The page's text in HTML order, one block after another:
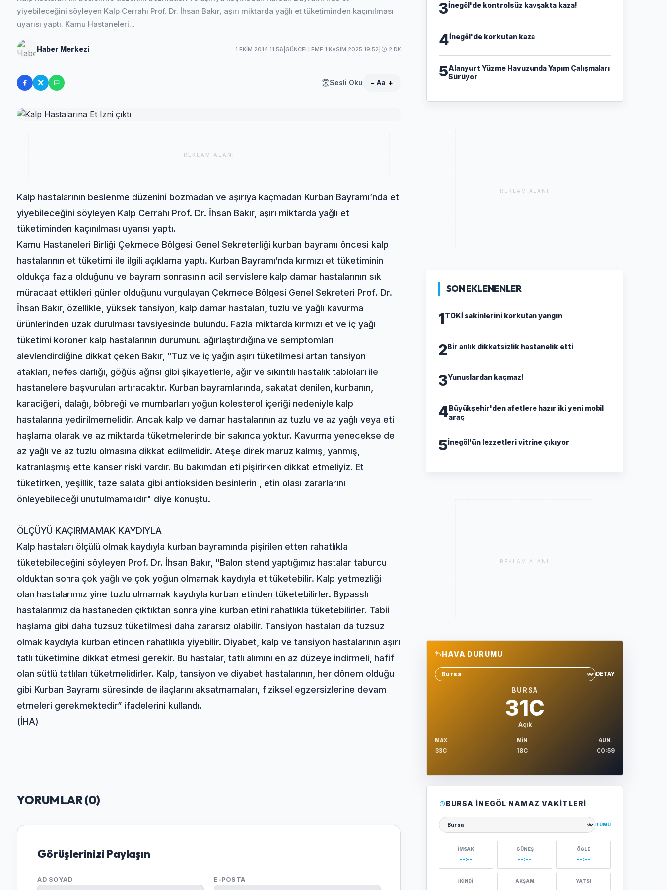
yiyebileceğini söyleyen Kalp Cerrahı Prof. Dr. İhsan Bakır, aşırı miktarda yağlı et tüketiminden kaçınılması
uyarısı yaptı. Kamu Hastaneleri...
Haber Merkezi 1 EKIM 2014 11:56 GÜNCELLEME 1 KASIM 2025 19:52 2 DK
Sesli Oku - Aa +
REKLAM ALANI
Kalp hastalarının beslenme düzenini bozmadan ve aşırıya kaçmadan Kurban Bayramı’nda et
yiyebileceğini söyleyen Kalp Cerrahı Prof. Dr. İhsan Bakır, aşırı miktarda yağlı et
tüketiminden kaçınılması uyarısı yaptı.
Kamu Hastaneleri Birliği Çekmece Bölgesi Genel Sekreterliği kurban bayramı öncesi kalp
hastalarının et tüketimi ile ilgili açıklama yaptı. Kurban Bayramı’nda kırmızı et tüketiminin
oldukça fazla olduğunu ve bayram sonrasının acil servislere kalp damar hastalarının sık
müracaat ettikleri günler olduğunu vurgulayan Çekmece Bölgesi Genel Sekreteri Prof. Dr.
İhsan Bakır, özellikle, yüksek tansiyon, kalp damar hastaları, tuzlu ve yağlı kavurma
ürünlerinden uzak durulması tavsiyesinde bulundu. Fazla miktarda kırmızı et ve iç yağı
tüketimi koroner kalp hastalarının durumunu ağırlaştırdığına ve semptomları
alevlendirdiğine dikkat çeken Bakır, "Tuz ve iç yağın aşırı tüketilmesi artan tansiyon
atakları, nefes darlığı, göğüs ağrısı gibi şikayetlerle, ağır ve sıkıntılı hastalık tabloları ile
hastanelere başvuruları artıracaktır. Kurban bayramlarında, sakatat denilen, kurbanın,
karaciğeri, dalağı, böbreği ve mumbarları yoğun kolesterol içeriği nedeniyle kalp
hastalarına yedirilmemelidir. Ancak kalp ve damar hastalarının az tuzlu ve az yağlı veya eti
haşlama olarak ve az miktarda tüketmelerinde bir sakınca yoktur. Kavurma yenecekse de
az yağlı ve az tuzlu olmasına dikkat edilmelidir. Ateşe direk maruz kalmış, yanmış,
katranlaşmış ette kanser riski vardır. Bu bakımdan eti pişirirken dikkat etmeliyiz. Et
tüketirken, yeşillik, taze salata gibi antioksiden besinlerin , etin olası zararlarını
önleyebileceği unutulmamalıdır" diye konuştu.
ÖLÇÜYÜ KAÇIRMAMAK KAYDIYLA
Kalp hastaları ölçülü olmak kaydıyla kurban bayramında pişirilen etten rahatlıkla
tüketebileceğini söyleyen Prof. Dr. İhsan Bakır, "Balon stend yaptığımız hastalar taburcu
olduktan sonra çok yağlı ve çok yoğun olmamak kaydıyla et tüketebilir. Kalp yetmezliği
olan hastalarımız yine tuzlu olmamak kaydıyla kurban etinden tüketebilirler. Bypasslı
hastalarımız da hastaneden çıktıktan sonra yine kurban etini rahatlıkla tüketebilirler. Tabii
haşlama gibi daha tuzsuz tüketilmesi daha zararsız olabilir. Tansiyon hastaları da tuzsuz
olmak kaydıyla kurban etinden rahatlıkla yiyebilir. Diyabet, kalp ve tansiyon hastalarının aşırı
tatlı tüketimine dikkat etmesi gerekir. Bu hastalar, tatlı alımını en az düzeye indirmeli, hafif
olan sütlü tatlıları tüketmelidirler. Kalp, tansiyon ve diyabet hastalarının, her dönem olduğu
gibi Kurban Bayramı süresinde de ilaçlarını aksatmamaları, fiziksel egzersizlerine devam
etmeleri gerekmektedir” ifadelerini kullandı.
(İHA)
YORUMLAR (0)
Görüşlerinizi Paylaşın
AD SOYAD E-POSTA
3İnegöl'de kontrolsüz kavşakta kaza!
4İnegöl'de korkutan kaza
5Alanyurt Yüzme Havuzunda Yapım Çalışmaları
Sürüyor
REKLAM ALANI
SON EKLENENLER
1TOKİ sakinlerini korkutan yangın
2Bir anlık dikkatsizlik hastanelik etti
3Yunuslardan kaçmaz!
4Büyükşehir'den afetlere hazır iki yeni mobil
araç
5İnegöl'ün lezzetleri vitrine çıkıyor
REKLAM ALANI
HAVA DURUMU
Sehir sec
DETAY
BURSA
31C
Açık
MAX
33C
MIN
18C
GUN.
00:59
BURSA İNEGÖL NAMAZ VAKITLERI
Şehir seçin
TÜMÜ
İMSAK
--:--
GÜNEŞ
--:--
ÖĞLE
--:--
İKINDI AKŞAM YATSI